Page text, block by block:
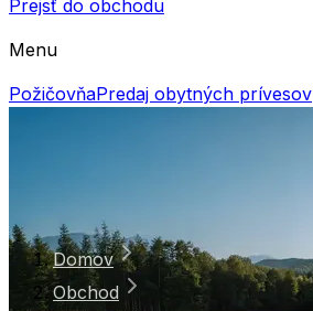
Prejsť do obchodu
Menu
PožičovňaPredaj obytných prívesov
Domov
Obchod